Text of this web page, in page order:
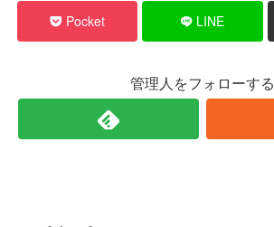
Pocket LINE
管理人をフォローする